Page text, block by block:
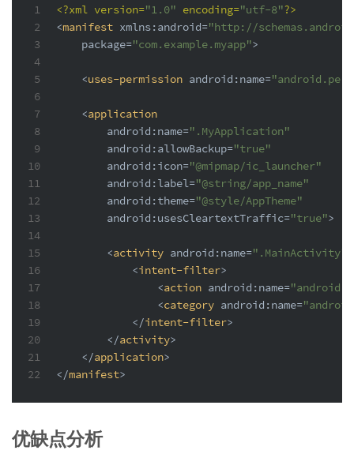
1
2
3
4
5
6
7
8
9
10
11
12
13
14
15
16
17
18
19
20
21
22
<?xml version="1.0" encoding="utf-8"?>
<manifest xmlns:android="http://
package="com.example.myapp">
<uses-permission android:name=
<application
android:name=".MyApplication"
android:allowBackup="true"
android:icon="@mipmap/ic_launcher"
android:label="@string/app_name"
android:theme="@style/AppTheme"
android:usesCleartextTraffic="true">
<activity android:name=".MainActivity"
<intent-filter>
<action android:name=
<category android:name=
</intent-filter>
</activity>
</application>
</manifest>
优缺点分析